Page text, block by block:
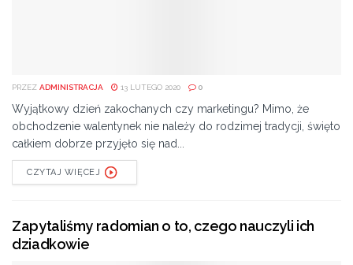
PRZEZ ADMINISTRACJA 13 LUTEGO 2020 0
Wyjątkowy dzień zakochanych czy marketingu? Mimo, że
obchodzenie walentynek nie należy do rodzimej tradycji, święto
całkiem dobrze przyjęło się nad...
CZYTAJ WIĘCEJ
Zapytaliśmy radomian o to, czego nauczyli ich
dziadkowie